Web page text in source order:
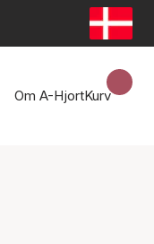
Om A-HjortKurv